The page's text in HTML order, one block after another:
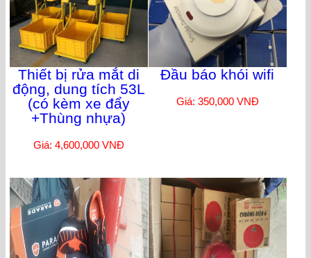
Thiết bị rửa mắt di
động, dung tích 53L
(có kèm xe đẩy
+Thùng nhựa)
Giá: 4,600,000 VNĐ
Đầu báo khói wifi
Giá: 350,000 VNĐ